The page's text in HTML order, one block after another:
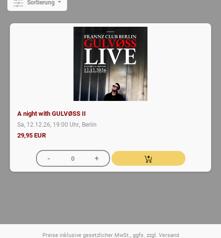
Sortierung
A night with GULVØSS II
Sa, 12.12.26, 19:00 Uhr, Berlin
29,95 EUR
Preise inklusive gesetzlicher MwSt., ggfs. zzgl. Versand